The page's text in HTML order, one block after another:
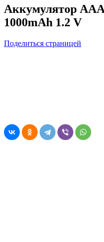
Аккумулятор
1000mAh 1.2 V
Поделиться страницей